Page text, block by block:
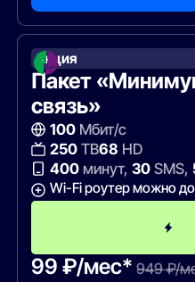
Акция
Пакет
связь»
100Мбит/с
250ТВ68 HD
400минут, 30SMS,
Wi-Fi роутер можно
99 ₽/мес* 949 ₽/